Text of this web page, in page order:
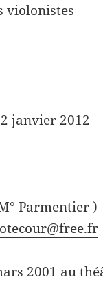
violonistes
janvier 2012
Parmentier )
2001 au